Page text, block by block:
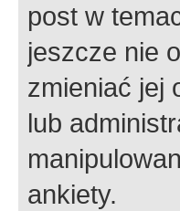
post w
jeszcze nie
zmieniać jej
lub
ankiety.